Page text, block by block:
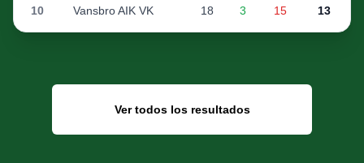
10 Vansbro AIK VK 18 3 15 13
Ver todos los resultados